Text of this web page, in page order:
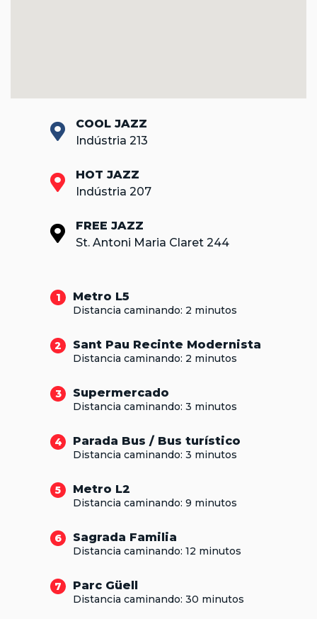
COOL JAZZ
Indústria 213
HOT JAZZ
Indústria 207
FREE JAZZ
St. Antoni Maria Claret 244
1 Metro L5
Distancia caminando: 2 minutos
2 Sant Pau Recinte Modernista
Distancia caminando: 2 minutos
3 Supermercado
Distancia caminando: 3 minutos
4 Parada Bus / Bus turístico
Distancia caminando: 3 minutos
5 Metro L2
Distancia caminando: 9 minutos
6 Sagrada Familia
Distancia caminando: 12 minutos
7 Parc Güell
Distancia caminando: 30 minutos